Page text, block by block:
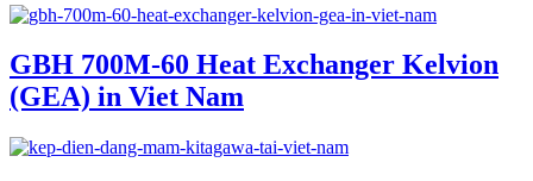
GBH 700M-60 Heat Exchanger Kelvion
(GEA) in Viet Nam